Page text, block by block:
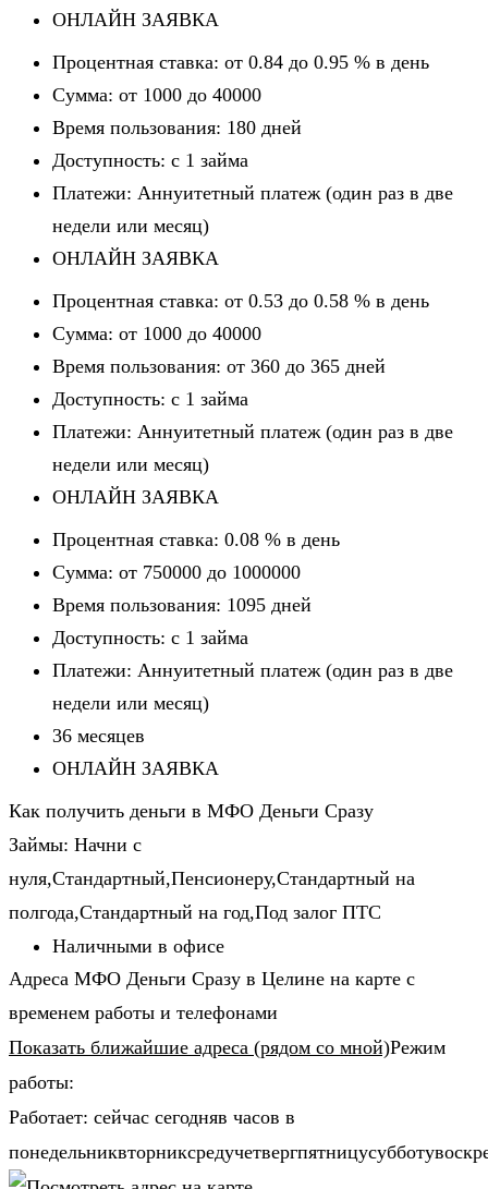
ОНЛАЙН ЗАЯВКА
Процентная ставка: от 0.84 до 0.95 % в день
Сумма: от 1000 до 40000
Время пользования: 180 дней
Доступность: c 1 займа
Платежи: Аннуитетный платеж (один раз в две
недели или месяц)
ОНЛАЙН ЗАЯВКА
Процентная ставка: от 0.53 до 0.58 % в день
Сумма: от 1000 до 40000
Время пользования: от 360 до 365 дней
Доступность: c 1 займа
Платежи: Аннуитетный платеж (один раз в две
недели или месяц)
ОНЛАЙН ЗАЯВКА
Процентная ставка: 0.08 % в день
Сумма: от 750000 до 1000000
Время пользования: 1095 дней
Доступность: c 1 займа
Платежи: Аннуитетный платеж (один раз в две
недели или месяц)
36 месяцев
ОНЛАЙН ЗАЯВКА
Как получить деньги в МФО Деньги Сразу
Займы: Начни с
нуля,Стандартный,Пенсионеру,Стандартный на
полгода,Стандартный на год,Под залог ПТС
Наличными в офисе
Адреса МФО Деньги Сразу в Целине на карте с
временем работы и телефонами
Показать ближайшие адреса (рядом со мной)Режим
работы:
Работает: сейчас сегодняв часов в